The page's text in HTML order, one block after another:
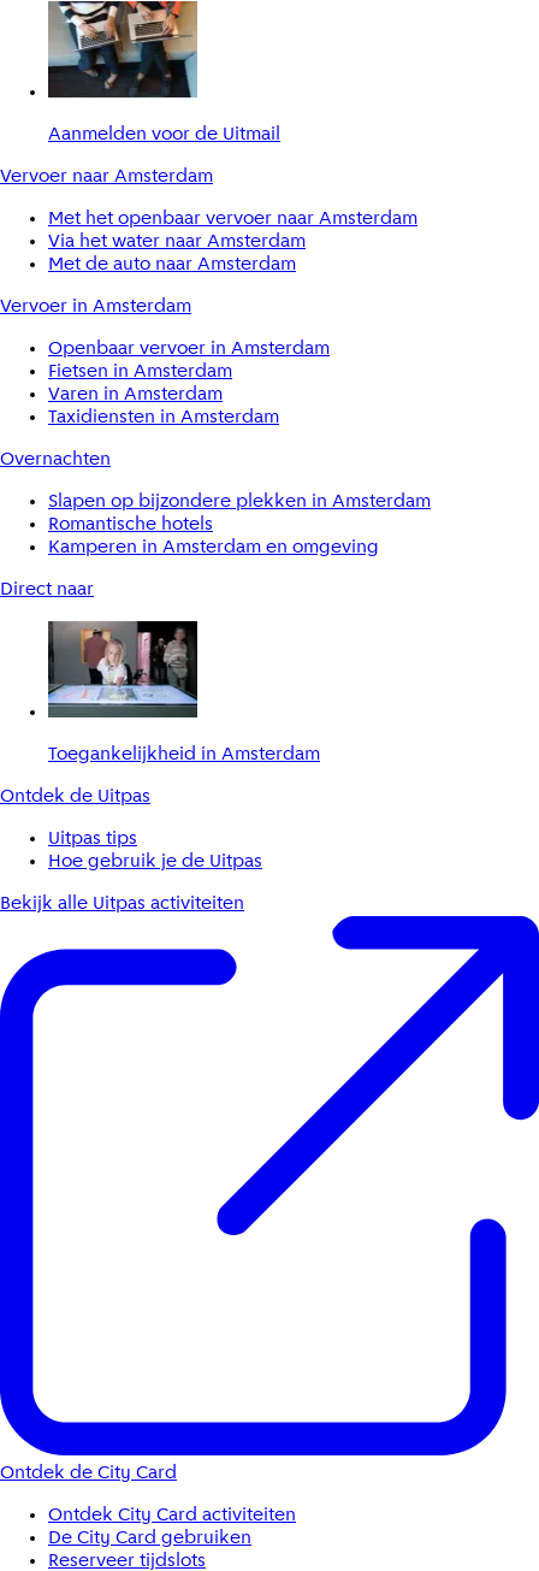
Aanmelden voor de Uitmail
Vervoer naar Amsterdam
Met het openbaar vervoer naar Amsterdam
Via het water naar Amsterdam
Met de auto naar Amsterdam
Vervoer in Amsterdam
Openbaar vervoer in Amsterdam
Fietsen in Amsterdam
Varen in Amsterdam
Taxidiensten in Amsterdam
Overnachten
Slapen op bijzondere plekken in Amsterdam
Romantische hotels
Kamperen in Amsterdam en omgeving
Direct naar
Toegankelijkheid in Amsterdam
Ontdek de Uitpas
Uitpas tips
Hoe gebruik je de Uitpas
Bekijk alle Uitpas activiteiten
Ontdek de City Card
Ontdek City Card activiteiten
De City Card gebruiken
Reserveer tijdslots